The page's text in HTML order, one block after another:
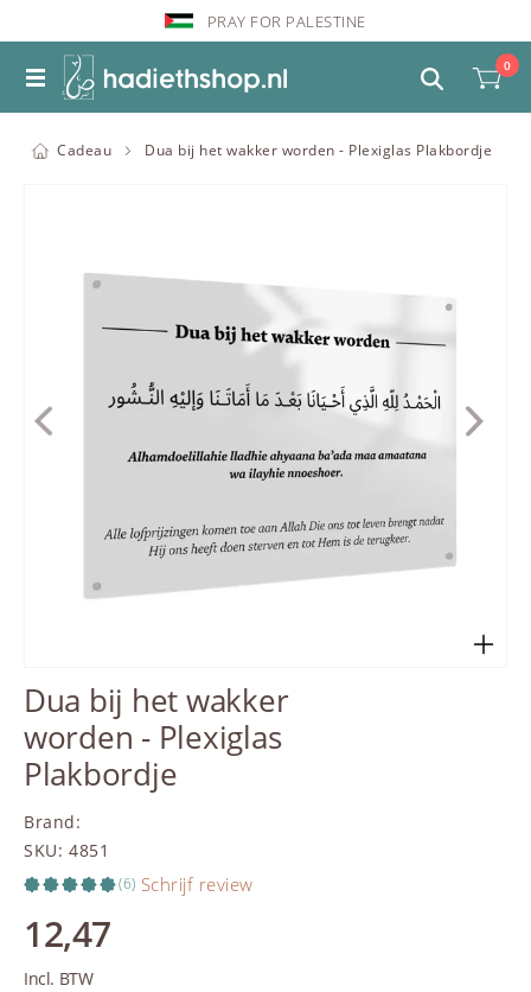
PRAY FOR PALESTINE
0
Cadeau Dua bij het wakker worden - Plexiglas Plakbordje
Dua bij het wakker
worden - Plexiglas
Plakbordje
Brand:
SKU: 4851
(6) Schrijf review
12,47
Incl. BTW